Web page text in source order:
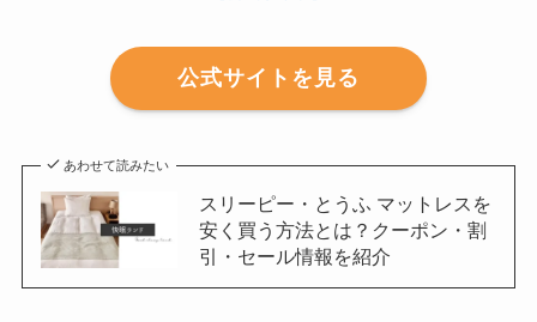
公式サイトを見る
あわせて読みたい
スリーピー・とうふ マットレスを
安く買う方法とは？クーポン・割
引・セール情報を紹介